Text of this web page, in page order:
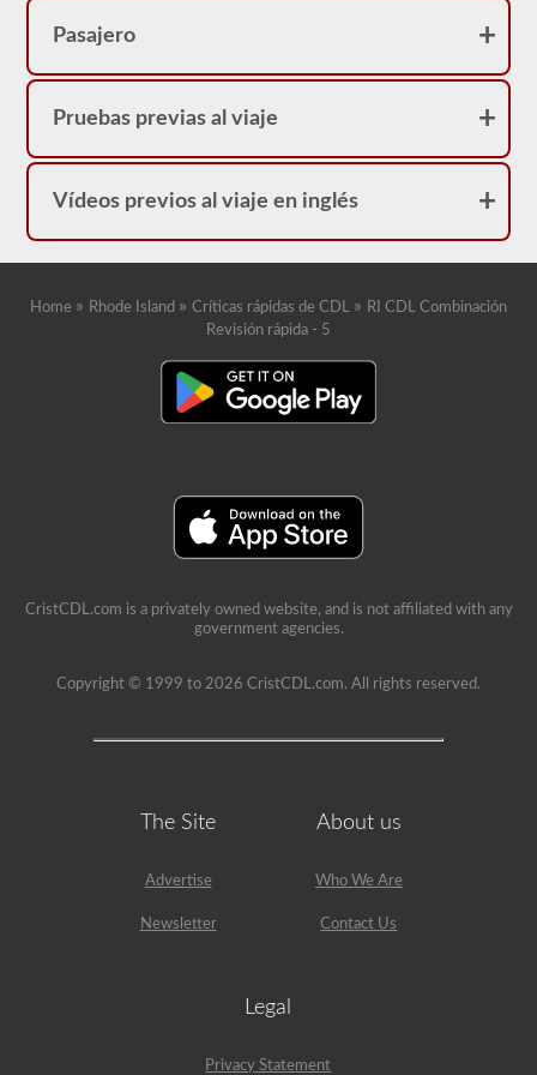
Pasajero
Pruebas previas al viaje
Vídeos previos al viaje en inglés
Home » Rhode Island » Críticas rápidas de CDL » RI CDL Combinación
Revisión rápida - 5
CristCDL.com is a privately owned website, and is not affiliated with any
government agencies.
Copyright © 1999 to 2026 CristCDL.com. All rights reserved.
The Site
Advertise
Newsletter
About us
Who We Are
Contact Us
Legal
Privacy Statement